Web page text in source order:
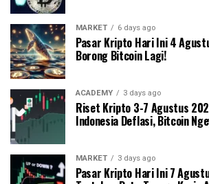
MARKET 6 days ago
Pasar Kripto Hari Ini 4
Borong Bitcoin Lagi!
ACADEMY 3 days ago
Riset Kripto 3-7 Agustus
Indonesia Deflasi, Bitcoin
MARKET 3 days ago
Pasar Kripto Hari Ini 7